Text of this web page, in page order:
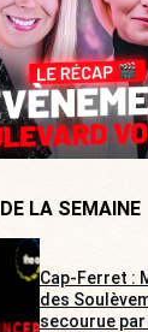
LA SEMAINE
Cap-Ferret :
des
secourue